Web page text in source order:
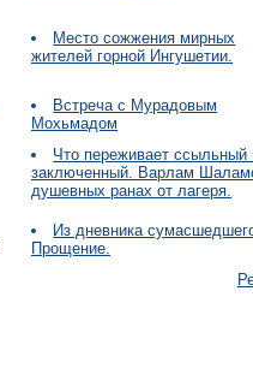
Место сожжения мирных
жителей горной Ингушетии.
Встреча с Мурадовым
Мохьмадом
Что переживает ссыльный
заключенный. Варлам
душевных ранах от лагеря.
Из дневника
Прощение.